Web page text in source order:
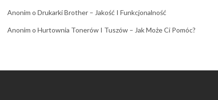
Anonim o Drukarki Brother – Jakość I Funkcjonalność
Anonim o Hurtownia Tonerów I Tuszów – Jak Może Ci Pomóc?